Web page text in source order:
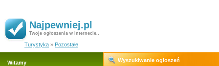
Najpewniej.pl
Twoje ogłoszenia w Internecie..
Turystyka » Pozostałe
Witamy
Wyszukiwanie ogłoszeń